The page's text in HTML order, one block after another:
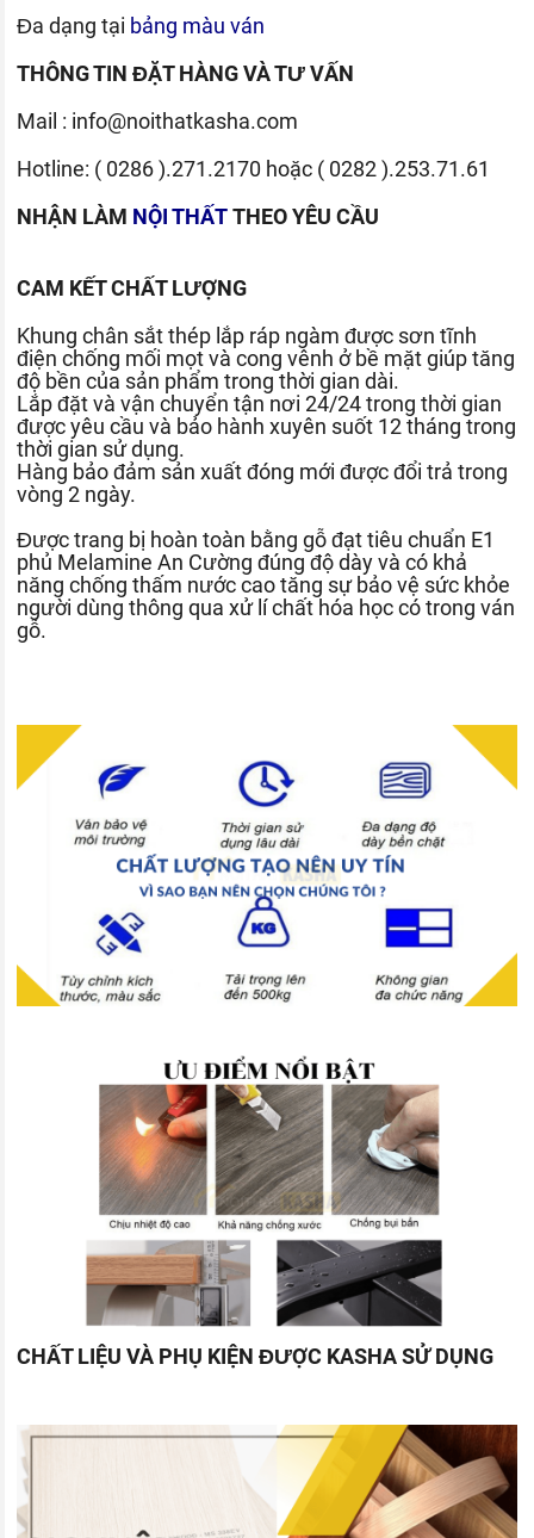
Đa dạng tại bảng màu ván
THÔNG TIN ĐẶT HÀNG VÀ TƯ VẤN
Mail : info@noithatkasha.com
Hotline: ( 0286 ).271.2170 hoặc ( 0282 ).253.71.61
NHẬN LÀM NỘI THẤTTHEO YÊU CẦU
CAM KẾT CHẤT LƯỢNG
Khung chân sắt thép lắp ráp ngàm được sơn tĩnh
điện chống mối mọt và cong vênh ở bề mặt giúp tăng
độ bền của sản phẩm trong thời gian dài.
Lắp đặt và vận chuyển tận nơi 24/24 trong thời gian
được yêu cầu và bảo hành xuyên suốt 12 tháng trong
thời gian sử dụng.
Hàng bảo đảm sản xuất đóng mới được đổi trả trong
vòng 2 ngày.
Được trang bị hoàn toàn bằng gỗ đạt tiêu chuẩn E1
phủ Melamine An Cường đúng độ dày và có khả
năng chống thấm nước cao tăng sự bảo vệ sức khỏe
người dùng thông qua xử lí chất hóa học có trong ván
gỗ.
CHẤT LIỆU VÀ PHỤ KIỆN ĐƯỢC KASHA SỬ DỤNG